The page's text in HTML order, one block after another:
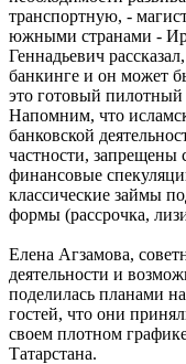
транспортную, -
южными странами -
Геннадьевич
банкинге и он может
это готовый пилотный
Напомним, что
банковской
частности,
финансовые
классические займы
формы (рассрочка,
Елена Агзамова,
деятельности и
поделилась планами
гостей, что они
своем плотном
Татарстана.